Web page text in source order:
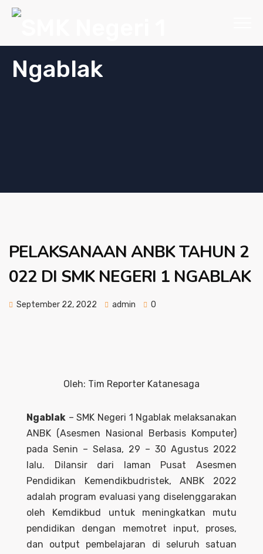
PELAKSANAAN ANBK TAHUN 2
022 DI SMK NEGERI 1 NGABLAK
September 22, 2022 admin 0
Oleh: Tim Reporter Katanesaga
Ngablak – SMK Negeri 1 Ngablak melaksanakan
ANBK (Asesmen Nasional Berbasis Komputer)
pada Senin – Selasa, 29 – 30 Agustus 2022
lalu. Dilansir dari laman Pusat Asesmen
Pendidikan Kemendikbudristek, ANBK 2022
adalah program evaluasi yang diselenggarakan
oleh Kemdikbud untuk meningkatkan mutu
pendidikan dengan memotret input, proses,
dan output pembelajaran di seluruh satuan